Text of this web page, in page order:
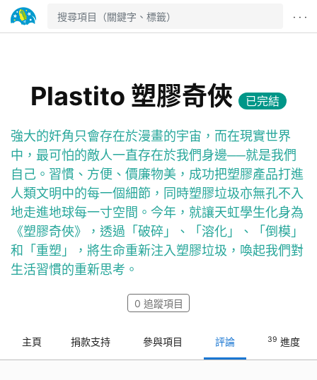
· · ·
Plastito 塑膠奇俠 已完結
強大的奸角只會存在於漫畫的宇宙，而在現實世界
中，最可怕的敵人一直存在於我們身邊──就是我們
自己。習慣、方便、價廉物美，成功把塑膠產品打進
人類文明中的每一個細節，同時塑膠垃圾亦無孔不入
地走進地球每一寸空間。今年，就讓天虹學生化身為
《塑膠奇俠》，透過「破碎」、「溶化」、「倒模」
和「重塑」，將生命重新注入塑膠垃圾，喚起我們對
生活習慣的重新思考。
0 追蹤項目
主頁 捐款支持 參與項目 評論 39 進度